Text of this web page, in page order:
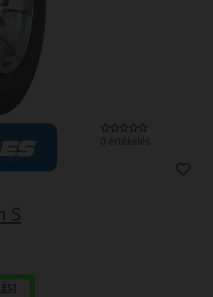
0 értékelés
S